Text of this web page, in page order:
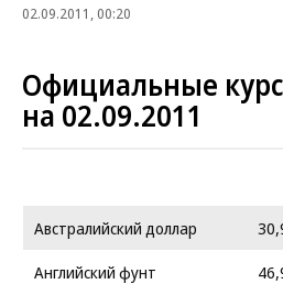
02.09.2011, 00:20
Официальные
на 02.09.2011
Австралийский доллар
Английский фунт